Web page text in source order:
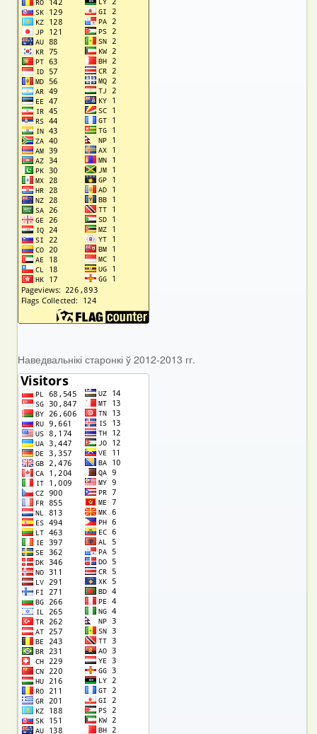
Наведвальнікі старонкі ў 2012-2013 гг.